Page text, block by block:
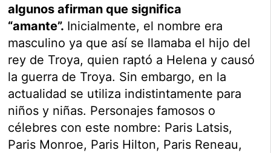
algunos afirman que significa
“amante”. Inicialmente, el nombre era
masculino ya que así se llamaba el hijo del
rey de Troya, quien raptó a Helena y causó
la guerra de Troya. Sin embargo, en la
actualidad se utiliza indistintamente para
niños y niñas. Personajes famosos o
célebres con este nombre: Paris Latsis,
Paris Monroe, Paris Hilton, Paris Reneau,